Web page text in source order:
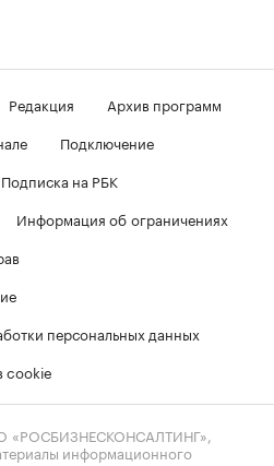
Редакция
Архив программ
Подключение
Подписка на РБК
Информация об ограничениях
персональных данных
cookie
информационного